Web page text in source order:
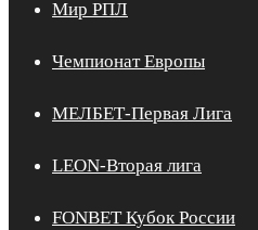
Мир РПЛ
Чемпионат Европы
МЕЛБЕТ-Первая Лига
LEON-Вторая лига
FONBET Кубок России